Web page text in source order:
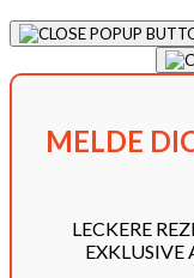
MELDE
LECKERE
EXKLUSIVE